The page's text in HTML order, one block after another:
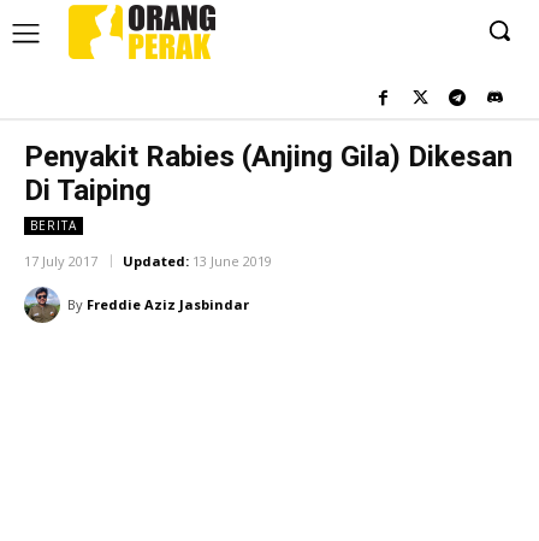
Penyakit Rabies (Anjing Gila) Dikesan
Di Taiping
BERITA
17 July 2017 Updated: 13 June 2019
By Freddie Aziz Jasbindar